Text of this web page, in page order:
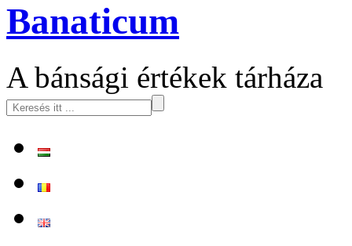
Banaticum
A bánsági értékek tárháza